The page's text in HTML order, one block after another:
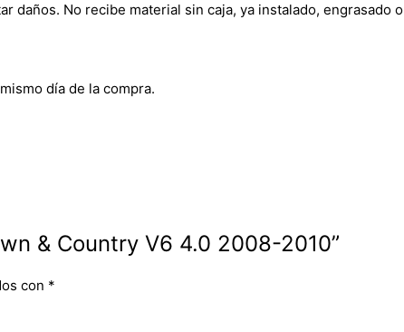
daños. No recibe material sin caja, ya instalado, engrasado o
día de la compra.
& Country V6 4.0 2008-2010”
con *